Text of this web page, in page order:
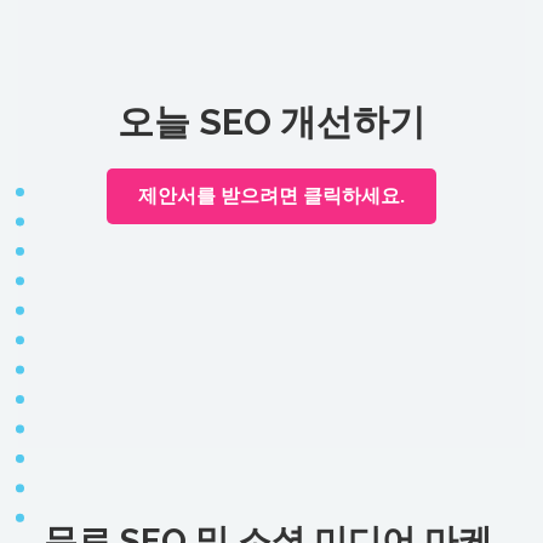
오늘 SEO 개선하기
제안서를 받으려면 클릭하세요.